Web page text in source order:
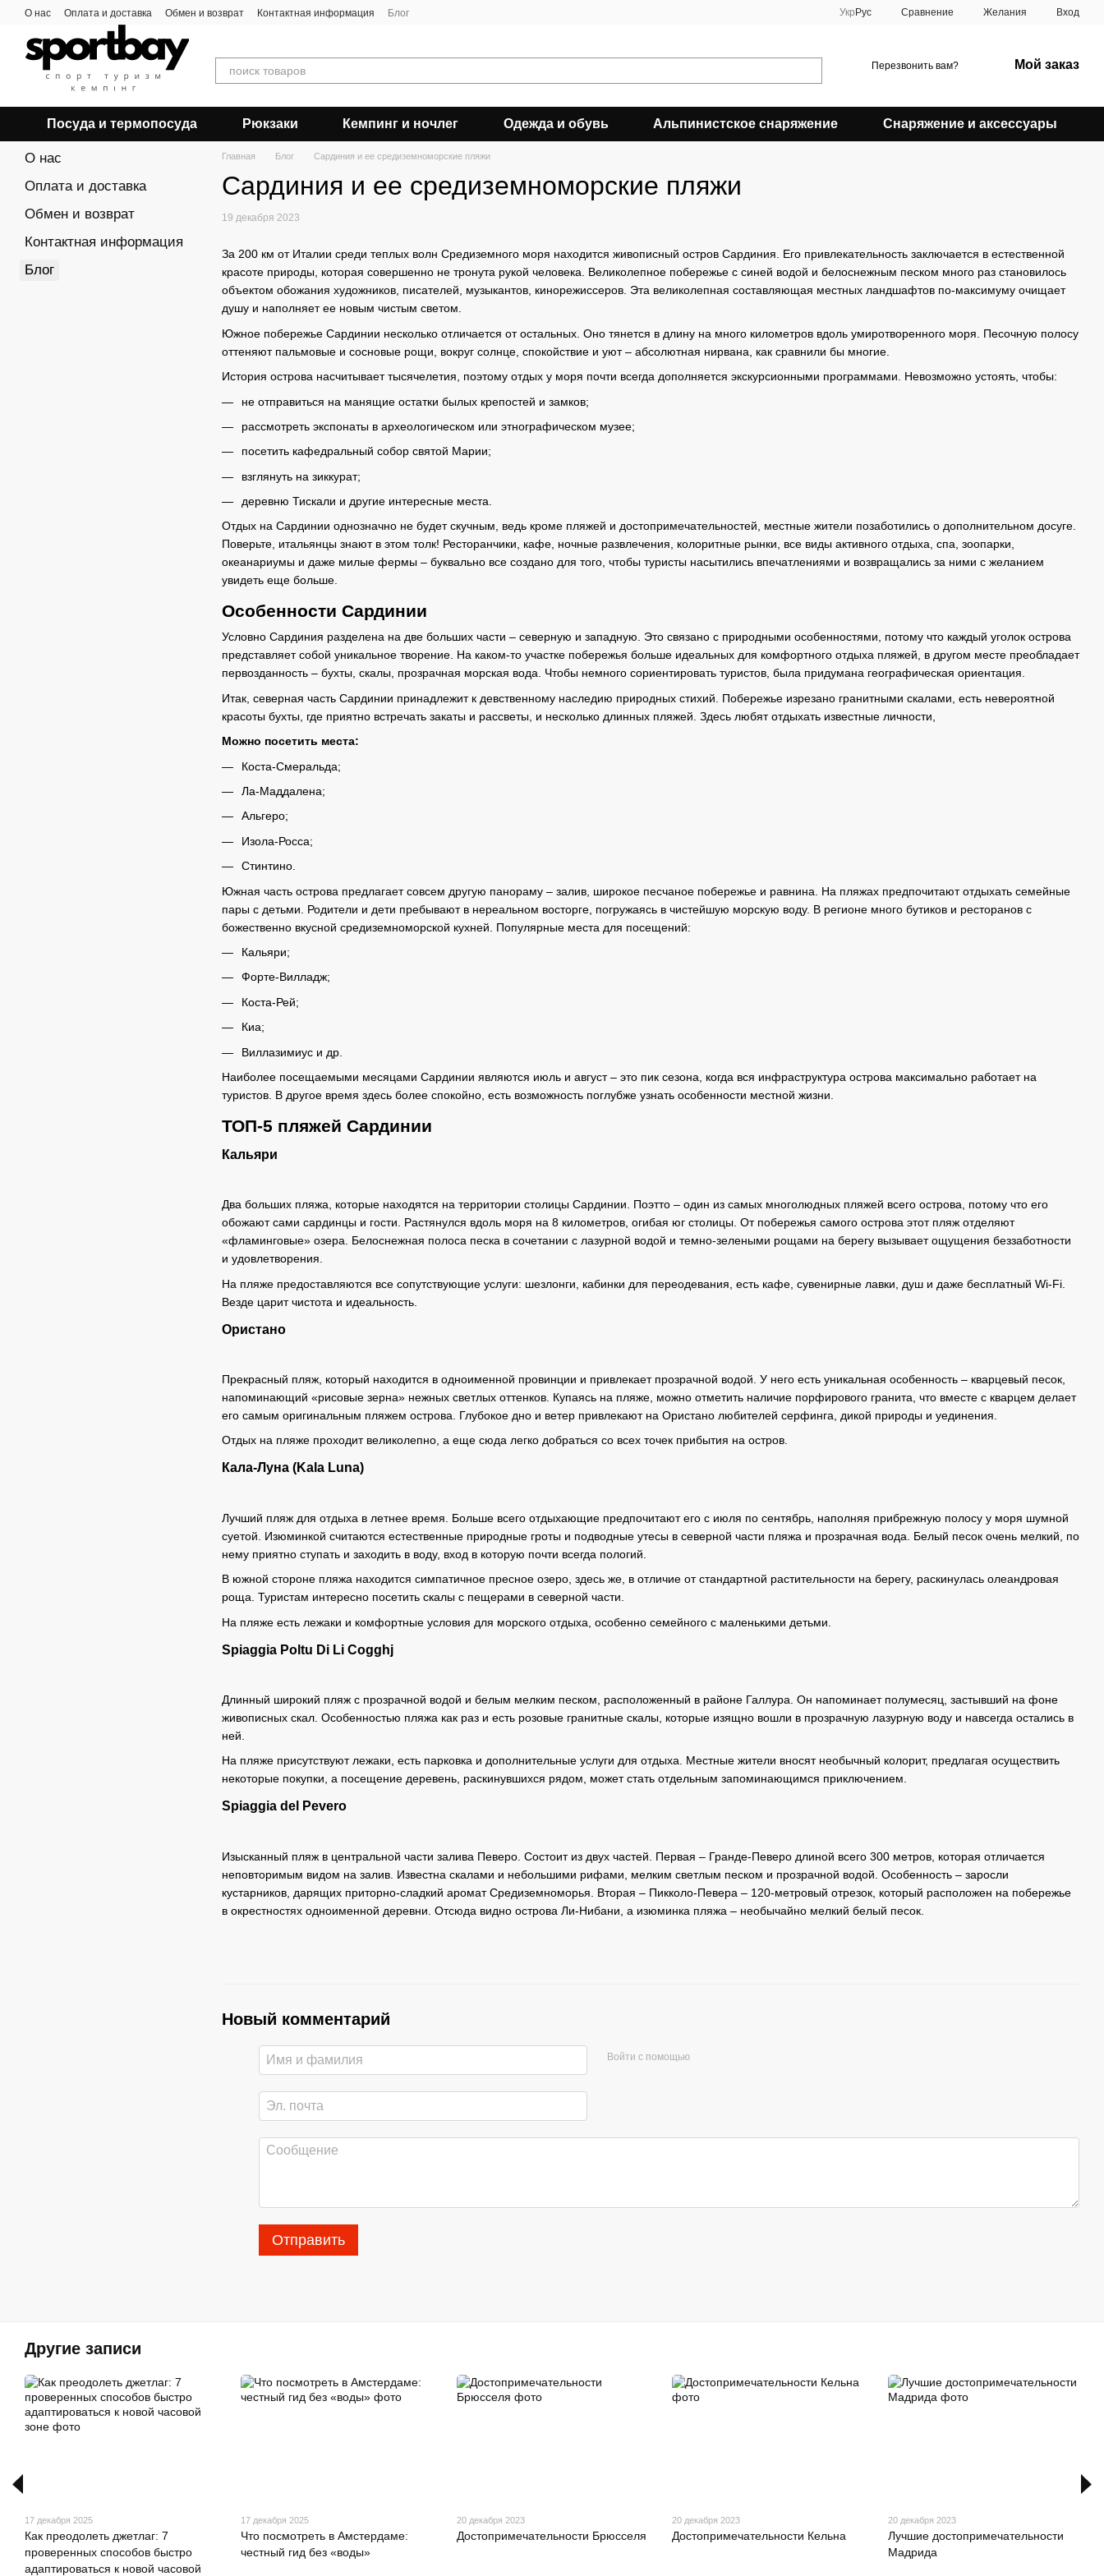
Перейти к основному контенту
О нас Оплата и доставка Обмен и возврат Контактная информация Блог Укр Рус Сравнение Желания Вход
Перезвонить вам? Мой заказ
Посуда и термопосуда Рюкзаки Кемпинг и ночлег Одежда и обувь Альпинистское снаряжение Снаряжение и аксессуары
Главная Блог Сардиния и ее средиземноморские пляжи
Сардиния и ее средиземноморские пляжи
19 декабря 2023
За 200 км от Италии среди теплых волн Средиземного моря находится живописный остров Сардиния. Его привлекательность заключается в естественной
красоте природы, которая совершенно не тронута рукой человека. Великолепное побережье с синей водой и белоснежным песком много раз становилось
объектом обожания художников, писателей, музыкантов, кинорежиссеров. Эта великолепная составляющая местных ландшафтов по-максимуму очищает
душу и наполняет ее новым чистым светом.
Южное побережье Сардинии несколько отличается от остальных. Оно тянется в длину на много километров вдоль умиротворенного моря. Песочную полосу
оттеняют пальмовые и сосновые рощи, вокруг солнце, спокойствие и уют – абсолютная нирвана, как сравнили бы многие.
История острова насчитывает тысячелетия, поэтому отдых у моря почти всегда дополняется экскурсионными программами. Невозможно устоять, чтобы:
не отправиться на манящие остатки былых крепостей и замков;
рассмотреть экспонаты в археологическом или этнографическом музее;
посетить кафедральный собор святой Марии;
взглянуть на зиккурат;
деревню Тискали и другие интересные места.
Отдых на Сардинии однозначно не будет скучным, ведь кроме пляжей и достопримечательностей, местные жители позаботились о дополнительном досуге.
Поверьте, итальянцы знают в этом толк! Ресторанчики, кафе, ночные развлечения, колоритные рынки, все виды активного отдыха, спа, зоопарки,
океанариумы и даже милые фермы – буквально все создано для того, чтобы туристы насытились впечатлениями и возвращались за ними с желанием
увидеть еще больше.
Особенности Сардинии
Условно Сардиния разделена на две больших части – северную и западную. Это связано с природными особенностями, потому что каждый уголок острова
представляет собой уникальное творение. На каком-то участке побережья больше идеальных для комфортного отдыха пляжей, в другом месте преобладает
первозданность – бухты, скалы, прозрачная морская вода. Чтобы немного сориентировать туристов, была придумана географическая ориентация.
Итак, северная часть Сардинии принадлежит к девственному наследию природных стихий. Побережье изрезано гранитными скалами, есть невероятной
красоты бухты, где приятно встречать закаты и рассветы, и несколько длинных пляжей. Здесь любят отдыхать известные личности,
Можно посетить места:
Коста-Смеральда;
Ла-Маддалена;
Альгеро;
Изола-Росса;
Стинтино.
Южная часть острова предлагает совсем другую панораму – залив, широкое песчаное побережье и равнина. На пляжах предпочитают отдыхать семейные
пары с детьми. Родители и дети пребывают в нереальном восторге, погружаясь в чистейшую морскую воду. В регионе много бутиков и ресторанов с
божественно вкусной средиземноморской кухней. Популярные места для посещений:
Кальяри;
Форте-Вилладж;
Коста-Рей;
Киа;
Виллазимиус и др.
Наиболее посещаемыми месяцами Сардинии являются июль и август – это пик сезона, когда вся инфраструктура острова максимально работает на
туристов. В другое время здесь более спокойно, есть возможность поглубже узнать особенности местной жизни.
ТОП-5 пляжей Сардинии
Кальяри
Два больших пляжа, которые находятся на территории столицы Сардинии. Поэтто – один из самых многолюдных пляжей всего острова, потому что его
обожают сами сардинцы и гости. Растянулся вдоль моря на 8 километров, огибая юг столицы. От побережья самого острова этот пляж отделяют
«фламинговые» озера. Белоснежная полоса песка в сочетании с лазурной водой и темно-зелеными рощами на берегу вызывает ощущения беззаботности
и удовлетворения.
На пляже предоставляются все сопутствующие услуги: шезлонги, кабинки для переодевания, есть кафе, сувенирные лавки, душ и даже бесплатный Wi-Fi.
Везде царит чистота и идеальность.
Ористано
Прекрасный пляж, который находится в одноименной провинции и привлекает прозрачной водой. У него есть уникальная особенность – кварцевый песок,
напоминающий «рисовые зерна» нежных светлых оттенков. Купаясь на пляже, можно отметить наличие порфирового гранита, что вместе с кварцем делает
его самым оригинальным пляжем острова. Глубокое дно и ветер привлекают на Ористано любителей серфинга, дикой природы и уединения.
Отдых на пляже проходит великолепно, а еще сюда легко добраться со всех точек прибытия на остров.
Кала-Луна (Kala Luna)
Лучший пляж для отдыха в летнее время. Больше всего отдыхающие предпочитают его с июля по сентябрь, наполняя прибрежную полосу у моря шумной
суетой. Изюминкой считаются естественные природные гроты и подводные утесы в северной части пляжа и прозрачная вода. Белый песок очень мелкий, по
нему приятно ступать и заходить в воду, вход в которую почти всегда пологий.
В южной стороне пляжа находится симпатичное пресное озеро, здесь же, в отличие от стандартной растительности на берегу, раскинулась олеандровая
роща. Туристам интересно посетить скалы с пещерами в северной части.
На пляже есть лежаки и комфортные условия для морского отдыха, особенно семейного с маленькими детьми.
Spiaggia Poltu Di Li Cogghj
Длинный широкий пляж с прозрачной водой и белым мелким песком, расположенный в районе Галлура. Он напоминает полумесяц, застывший на фоне
живописных скал. Особенностью пляжа как раз и есть розовые гранитные скалы, которые изящно вошли в прозрачную лазурную воду и навсегда остались в
ней.
На пляже присутствуют лежаки, есть парковка и дополнительные услуги для отдыха. Местные жители вносят необычный колорит, предлагая осуществить
некоторые покупки, а посещение деревень, раскинувшихся рядом, может стать отдельным запоминающимся приключением.
Spiaggia del Pevero
Изысканный пляж в центральной части залива Певеро. Состоит из двух частей. Первая – Гранде-Певеро длиной всего 300 метров, которая отличается
неповторимым видом на залив. Известна скалами и небольшими рифами, мелким светлым песком и прозрачной водой. Особенность – заросли
кустарников, дарящих приторно-сладкий аромат Средиземноморья. Вторая – Пикколо-Певера – 120-метровый отрезок, который расположен на побережье
в окрестностях одноименной деревни. Отсюда видно острова Ли-Нибани, а изюминка пляжа – необычайно мелкий белый песок.
Новый комментарий
Войти с помощью
Отправить
О нас
Оплата и доставка
Обмен и возврат
Контактная информация
Блог
Другие записи
17 декабря 2025
Как преодолеть джетлаг: 7
проверенных способов быстро
адаптироваться к новой часовой
17 декабря 2025
Что посмотреть в Амстердаме:
честный гид без «воды»
20 декабря 2023
Достопримечательности Брюсселя
20 декабря 2023
Достопримечательности Кельна
20 декабря 2023
Лучшие достопримечательности
Мадрида